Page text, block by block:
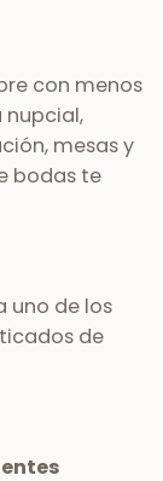
con menos
nupcial,
mesas y
bodas te
uno de los
de